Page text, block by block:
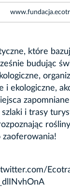
które
budując
ekologiczne,
i trasy
zaoferowania!